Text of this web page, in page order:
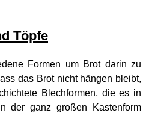
Töpfe
Formen um Brot darin zu
das Brot nicht hängen bleibt,
Blechformen, die es in
der ganz großen Kastenform